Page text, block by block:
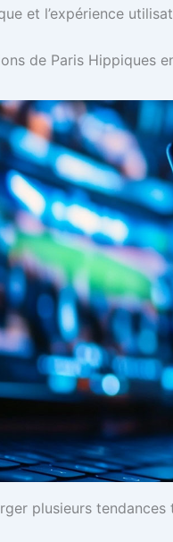
et l’expérience
de Paris Hippiques
plusieurs